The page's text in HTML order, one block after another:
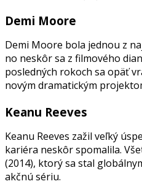
Demi Moore
Demi Moore bola jednou z
no neskôr sa z filmového
posledných rokoch sa opäť
novým dramatickým
Keanu Reeves
Keanu Reeves zažil veľký
kariéra neskôr spomalila.
(2014), ktorý sa stal
akčnú sériu.